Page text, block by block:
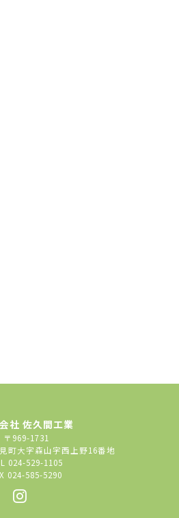
社 佐久間工業
〒969-1731
町大字森山字西上野16番地
024-529-1105
024-585-5290